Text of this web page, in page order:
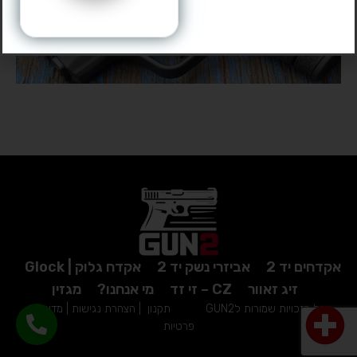
אקדחים יד 2 אביזרי נשק יד 2
אקדח גלוק | Glock
זיג זאוור
CZ – זי זד מי אנחנו? מגזין
כל הזכויות שמורות לGUN2 תקנון הצהרת נגישות
מדיניות
פרטיות